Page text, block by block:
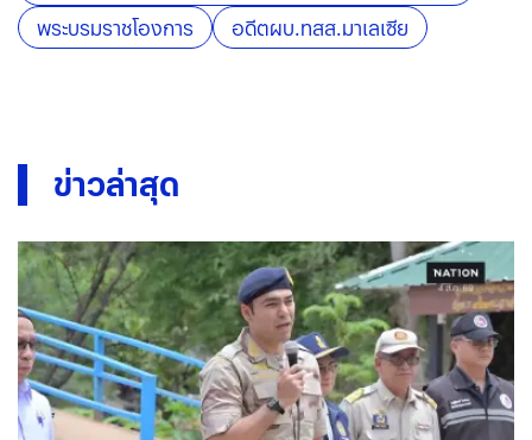
พระบรมราชโองการ
อดีตผบ.ทสส.มาเลเซีย
ข่าวล่าสุด